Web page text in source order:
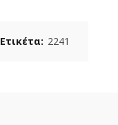
Ετικέτα: 2241